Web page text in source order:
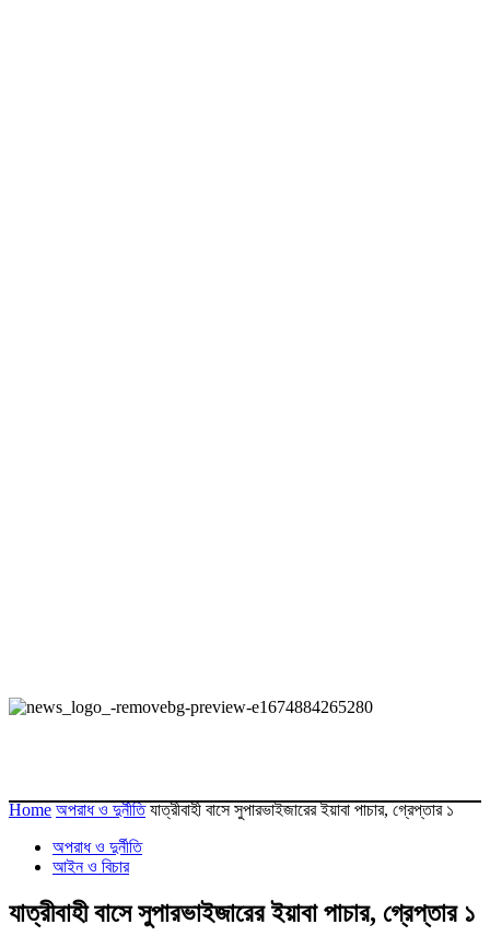
Home অপরাধ ও দুর্নীতি যাত্রীবাহী বাসে সুপারভাইজারের ইয়াবা পাচার, গ্রেপ্তার ১
অপরাধ ও দুর্নীতি
আইন ও বিচার
যাত্রীবাহী বাসে সুপারভাইজারের ইয়াবা পাচার, গ্রেপ্তার ১